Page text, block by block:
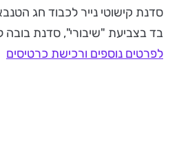
סדנת קישוטי נייר לכבוד חג
בד בצביעת "שיבורי", סדנת בובה
לפרטים נוספים ורכישת כרטיסים